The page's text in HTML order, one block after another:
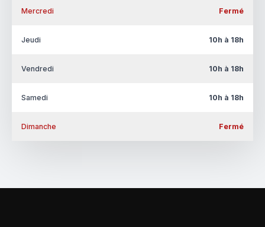
Mercredi Fermé
Jeudi 10h à 18h
Vendredi 10h à 18h
Samedi 10h à 18h
Dimanche Fermé